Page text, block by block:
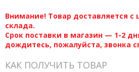
Внимание! Товар доставляется с
склада.
Срок поставки в магазин — 1-2
дождитесь, пожалуйста, звонка
КАК ПОЛУЧИТЬ ТОВАР